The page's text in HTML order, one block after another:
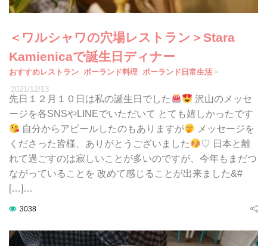
＜ワルシャワの穴場レストラン＞Stara
Kamienicaで誕生日ディナー
おすすめレストラン ポーランド料理 ポーランド日常生活 -
2021/12/13
先日１２月１０日は私の誕生日でした
沢山のメッセ
ージを各SNSやLINEでいただいて とても嬉しかったです
自分からアピールしたのもありますが
メッセージを
くださった皆様、ありがとうございました
♡ 日本と離
れて過ごすのは寂しいことが多いのですが、今年もまだつ
ながっていることを 改めて感じることが出来ました&#
[…]…
3038